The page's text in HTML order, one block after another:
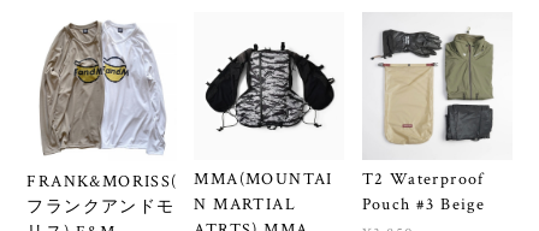
FRANK&MORISS(
フランクアンドモ
MMA(MOUNTAI
N MARTIAL
T2 Waterproof
Pouch #3 Beige